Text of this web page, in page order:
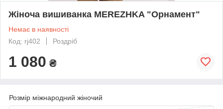
Жіноча вишиванка MEREZHKA "Орнамент"
Немає в наявності
Код: rj402
Роздріб
1 080 ₴
Розмір міжнародний жіночий